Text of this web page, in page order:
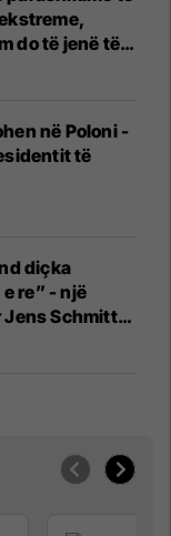
do të jenë të
në Poloni -
të
diçka
re” - një
Jens Schmitt
dhe të